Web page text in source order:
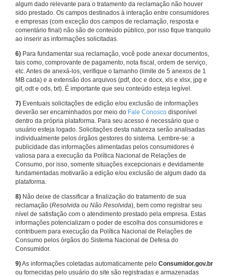
algum dado relevante para o tratamento da reclamação não houver
sido prestado. Os campos destinados à interação entre consumidores
e empresas (com exceção dos campos de reclamação, resposta e
comentário final) não são de conteúdo público, por isso fique tranquilo
ao inserir as informações solicitadas.
6) Para fundamentar sua reclamação, você pode anexar documentos,
tais como, comprovante de pagamento, nota fiscal, ordem de serviço,
etc. Antes de anexá-los, verifique o tamanho (limite de 5 anexos de 1
MB cada) e a extensão dos arquivos (pdf, doc e docx, xls e xlsx, jpg e
gif, odt e ods, txt). É importante que seu conteúdo esteja legível.
7) Eventuais solicitações de edição e/ou exclusão de informações
deverão ser encaminhados por meio do Fale Conosco disponível
dentro da própria plataforma. Para seu acesso é necessário que o
usuário esteja logado. Solicitações desta natureza serão analisadas
individualmente pelos órgãos gestores do sistema. Lembre-se: a
publicidade das informações alimentadas pelos consumidores é
valiosa para a execução da Política Nacional de Relações de
Consumo, por isso, somente situações excepcionais e devidamente
fundamentadas motivarão a edição e/ou exclusão de algum dado da
plataforma.
8) Não deixe de classificar a finalização do tratamento de sua
reclamação (Resolvida ou Não Resolvida), bem como registrar seu
nível de satisfação com o atendimento prestado pela empresa. Estas
informações potencializam o poder de escolha dos consumidores e
contribuem para execução da Política Nacional de Relações de
Consumo pelos órgãos do Sistema Nacional de Defesa do
Consumidor.
9)As informações coletadas automaticamente pelo Consumidor.gov.br
ou fornecidas pelo usuário do site são registradas e armazenadas